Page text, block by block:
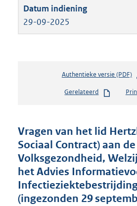
29-09-2025
Authentieke versie (PDF)b
s
d
s
g
r
o
t
Gerelateerd
Vragen van het lid
Sociaal Contract) aan
Volksgezondheid,
het Advies
(ingezonden 29